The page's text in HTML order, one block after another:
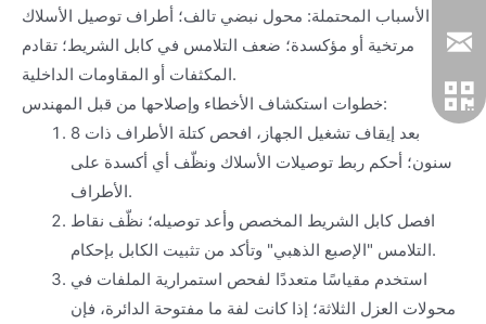
الأسباب المحتملة: محول نبضي تالف؛ أطراف توصيل الأسلاك
مرتخية أو مؤكسدة؛ ضعف التلامس في كابل الشريط؛ تقادم
المكثفات أو المقاومات الداخلية.
خطوات استكشاف الأخطاء وإصلاحها من قبل المهندس:
بعد إيقاف تشغيل الجهاز، افحص كتلة الأطراف ذات 8
سنون؛ أحكم ربط توصيلات الأسلاك ونظّف أي أكسدة على
الأطراف.
افصل كابل الشريط المخصص وأعد توصيله؛ نظّف نقاط
التلامس "الإصبع الذهبي" وتأكد من تثبيت الكابل بإحكام.
استخدم مقياسًا متعددًا لفحص استمرارية الملفات في
محولات العزل الثلاثة؛ إذا كانت لفة ما مفتوحة الدائرة، فإن